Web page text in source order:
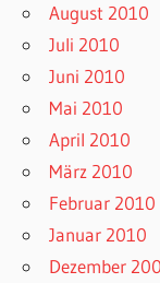
August 2010
Juli 2010
Juni 2010
Mai 2010
April 2010
März 2010
Februar 2010
Januar 2010
Dezember